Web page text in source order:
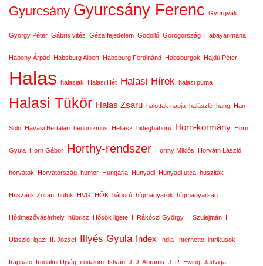
Gyurcsány Gyurcsány Ferenc Gyurgyák
György Péter Gábris vitéz Géza fejedelem Gödöllő Görögország Habayarimana
Habony Árpád Habsburg Albert Habsburg Ferdinánd Habsburgok Hajdú Péter
Halas halasiak Halasi Hét Halasi Hírek halasi puma
Halasi Tükör Halas Zsaru halottak napja halászlé hang Han
Solo Havasi Bertalan hedonizmus Hellasz hidegháború Horn-kormány Horn
Gyula Horn Gábor Horthy-rendszer Horthy Miklós Horváth László
horvátok Horvátország humor Hungária Hunyadi Hunyadi utca husziták
Huszárik Zoltán hutuk HVG HÖK háború hígmagyarok hígmagyarság
Hódmezővásárhely hübrisz Hősök ligete I. Rákóczi György I. Szulejmán I.
Ulászló igazi II. József Illyés Gyula Index India Internetto intrikusok
Irapuato Irodalmi Ujság irodalom István J. J. Abrams J. R. Ewing Jadviga